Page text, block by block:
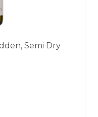
Semi Dry